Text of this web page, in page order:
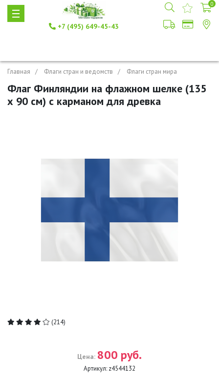
+7 (495) 649-45-43
0
Главная Флаги стран и ведомств Флаги стран мира
Флаг Финляндии на флажном шелке (135
х 90 см) с карманом для древка
(214)
Цена: 800 руб.
Артикул: z4544132